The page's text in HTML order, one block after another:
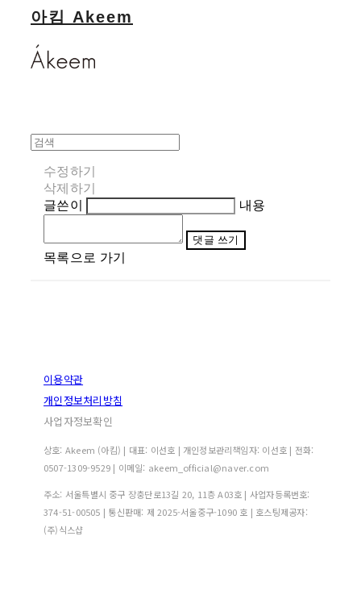
아킴 Akeem
수정하기
삭제하기
글쓴이
내용
댓글 쓰기
목록으로 가기
이용약관
개인정보처리방침
사업자정보확인
상호: Akeem (아킴) | 대표: 이선호 | 개인정보관리책임자: 이선호 | 전화:
0507-1309-9529 | 이메일: akeem_official@naver.com
주소: 서울특별시 중구 장충단로13길 20, 11층 A03호 | 사업자등록번호:
374-51-00505 | 통신판매: 제 2025-서울중구-1090 호 | 호스팅제공자:
(주)식스샵